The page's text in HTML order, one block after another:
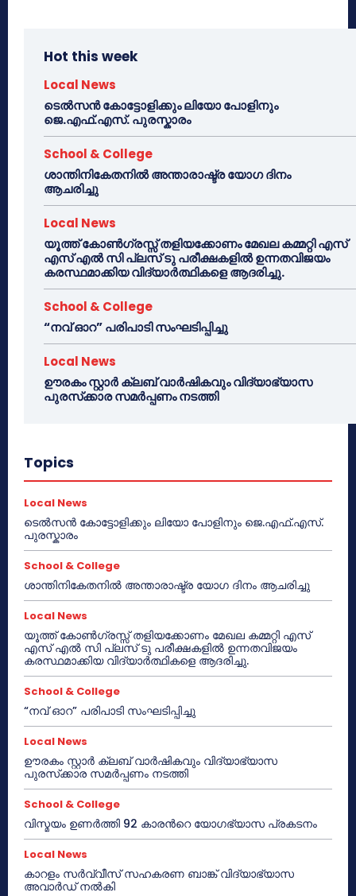
Hot this week
Local News
ടെൽസൻ കോട്ടോളിക്കും ലിയോ പോളിനും
ജെ.എഫ്.എസ്. പുരസ്കാരം
School & College
ശാന്തിനികേതനിൽ അന്താരാഷ്ട്ര യോഗ ദിനം
ആചരിച്ചു
Local News
യൂത്ത് കോൺഗ്രസ്സ് തളിയക്കോണം മേഖല കമ്മറ്റി എസ്
എസ് എൽ സി പ്ലസ് ടു പരീക്ഷകളിൽ ഉന്നതവിജയം
കരസ്ഥമാക്കിയ വിദ്യാർത്ഥികളെ ആദരിച്ചു.
School & College
“നവ് ഓറ” പരിപാടി സംഘടിപ്പിച്ചു
Local News
ഊരകം സ്റ്റാർ ക്ലബ് വാർഷികവും വിദ്യാഭ്യാസ
പുരസ്‌ക്കാര സമർപ്പണം നടത്തി
Topics
Local News
ടെൽസൻ കോട്ടോളിക്കും ലിയോ പോളിനും ജെ.എഫ്.എസ്.
പുരസ്കാരം
School & College
ശാന്തിനികേതനിൽ അന്താരാഷ്ട്ര യോഗ ദിനം ആചരിച്ചു
Local News
യൂത്ത് കോൺഗ്രസ്സ് തളിയക്കോണം മേഖല കമ്മറ്റി എസ്
എസ് എൽ സി പ്ലസ് ടു പരീക്ഷകളിൽ ഉന്നതവിജയം
കരസ്ഥമാക്കിയ വിദ്യാർത്ഥികളെ ആദരിച്ചു.
School & College
“നവ് ഓറ” പരിപാടി സംഘടിപ്പിച്ചു
Local News
ഊരകം സ്റ്റാർ ക്ലബ് വാർഷികവും വിദ്യാഭ്യാസ
പുരസ്‌ക്കാര സമർപ്പണം നടത്തി
School & College
വിസ്മയം ഉണർത്തി 92 കാരൻറെ യോഗഭ്യാസ പ്രകടനം
Local News
കാറളം സർവ്വീസ് സഹകരണ ബാങ്ക് വിദ്യാഭ്യാസ
അവാർഡ് നൽകി